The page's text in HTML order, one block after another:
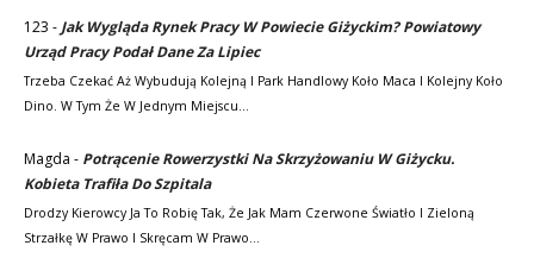
123 - Jak Wygląda Rynek Pracy W Powiecie Giżyckim? Powiatowy
Urząd Pracy Podał Dane Za Lipiec
Trzeba Czekać Aż Wybudują Kolejną I Park Handlowy Koło Maca I Kolejny Koło
Dino. W Tym Że W Jednym Miejscu…
Magda - Potrącenie Rowerzystki Na Skrzyżowaniu W Giżycku.
Kobieta Trafiła Do Szpitala
Drodzy Kierowcy Ja To Robię Tak, Że Jak Mam Czerwone Światło I Zieloną
Strzałkę W Prawo I Skręcam W Prawo…